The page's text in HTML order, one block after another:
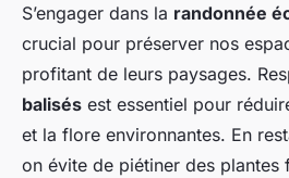
S’engager dans la randonnée
crucial pour préserver nos
profitant de leurs paysages.
balisés est essentiel pour
et la flore environnantes. En
on évite de piétiner des plantes